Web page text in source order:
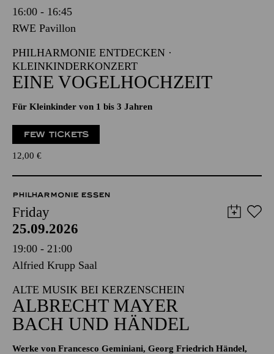
16:00 - 16:45
RWE Pavillon
PHILHARMONIE ENTDECKEN ·
KLEINKINDERKONZERT
EINE VOGELHOCHZEIT
Für Kleinkinder von 1 bis 3 Jahren
FEW TICKETS
12,00 €
PHILHARMONIE ESSEN
Friday
25.09.2026
19:00 - 21:00
Alfried Krupp Saal
ALTE MUSIK BEI KERZENSCHEIN
ALBRECHT MAYER
BACH UND HÄNDEL
Werke von Francesco Geminiani, Georg Friedrich Händel,